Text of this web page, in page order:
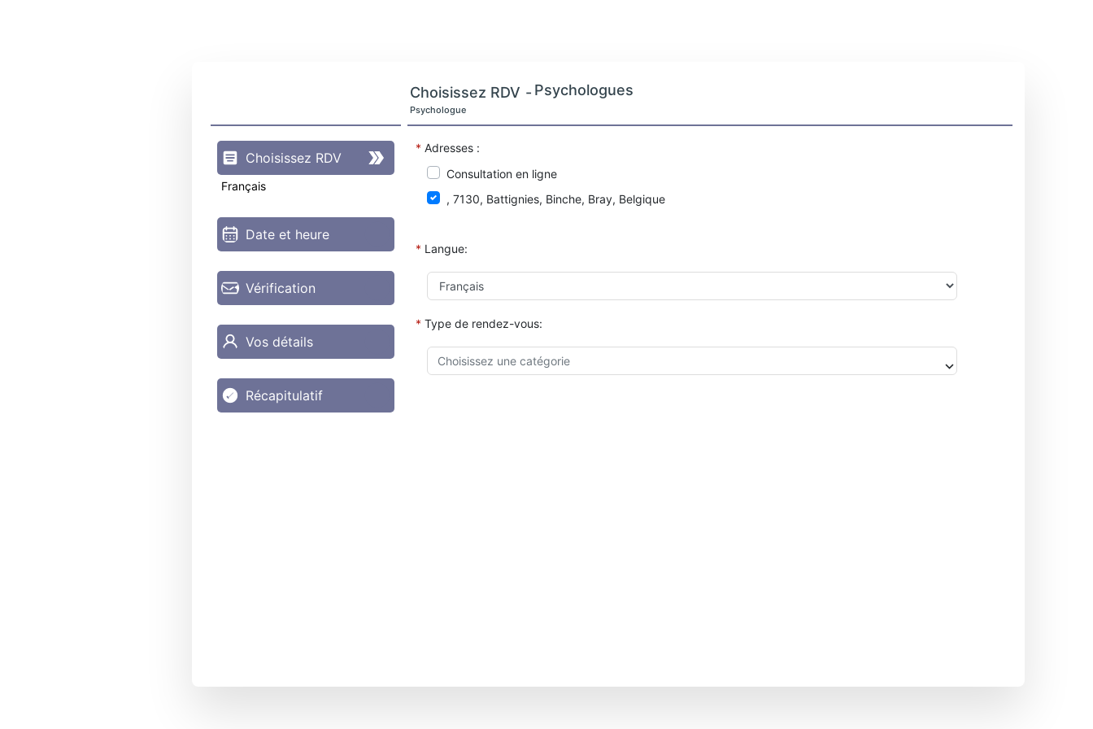
Choisissez RDV
Français
Date et heure
Vérification
Vos détails
Récapitulatif
Choisissez RDV - Psychologues
Psychologue
* Adresses :
Consultation en ligne
, 7130, Battignies, Binche, Bray, Belgique
* Langue:
* Type de rendez-vous: